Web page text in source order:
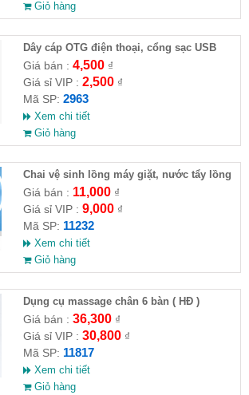
Giỏ hàng
Dây cáp OTG điện thoại, cổng sạc USB
Giá bán : 4,500₫
Giá sỉ VIP : 2,500₫
Mã SP: 2963
Xem chi tiết
Giỏ hàng
Chai vệ sinh lồng máy giặt, nước tẩy lồng
máy giặt CLEANING FLUID
Giá bán : 11,000₫
Giá sỉ VIP : 9,000₫
Mã SP: 11232
Xem chi tiết
Giỏ hàng
Dụng cụ massage chân 6 bàn ( HĐ )
Giá bán : 36,300₫
Giá sỉ VIP : 30,800₫
Mã SP: 11817
Xem chi tiết
Giỏ hàng